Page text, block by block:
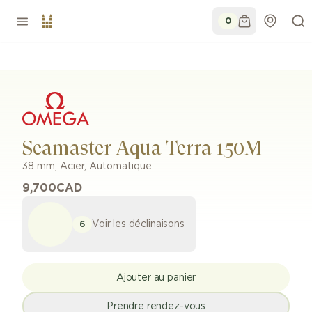
0
Seamaster Aqua Terra 150M
38 mm, Acier, Automatique
9,700CAD
6 Voir les déclinaisons
Ajouter au panier
Prendre rendez-vous